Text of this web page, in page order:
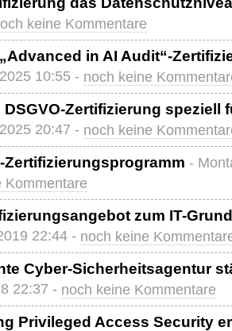
keine Kommentare
in AI Audit“-
10:55 - noch keine
DSGVO-Zertifizierung speziell
20:47 - noch keine
Zertifizierungsprogramm -
Kommentare
zum IT-
22:44 - noch keine
Cyber-Sicherheitsagentur
22:37 - noch keine Kommentare
Privileged Access Security